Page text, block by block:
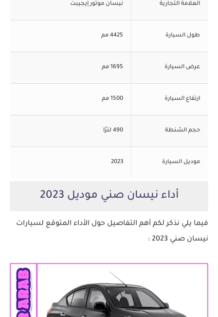
العلامة التجارية نيسان موتور إيجيبت
طول السيارة 4425 مم
عرض السيارة 1695 مم
ارتفاع السيارة 1500 مم
حجم الشنطة 490 لترًا
موديل السيارة 2023
أداء نيسان صني موديل 2023
فيما يلي نذكر لكم أهم التفاصيل حول الأداء المتوقع لسيارات
نيسان صني 2023 :